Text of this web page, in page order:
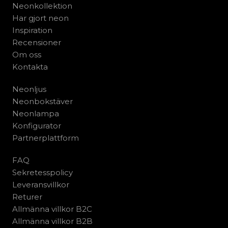
Neonkollektion
Har gjort neon
Inspiration
Recensioner
Om oss
Kontakta
Neonljus
Neonbokstäver
Neonlampa
Konfigurator
Partnerplattform
FAQ
Sekretesspolicy
Leveransvillkor
Returer
Allmänna villkor B2C
Allmänna villkor B2B